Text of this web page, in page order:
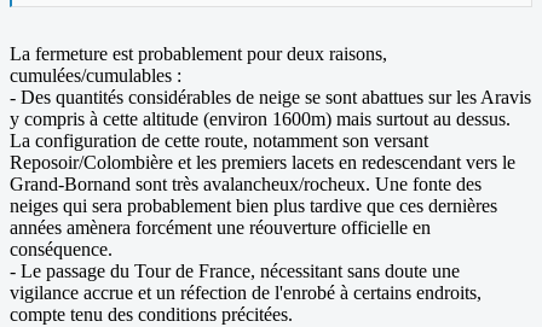
La fermeture est probablement pour deux raisons,
cumulées/cumulables :
- Des quantités considérables de neige se sont abattues sur les Aravis
y compris à cette altitude (environ 1600m) mais surtout au dessus.
La configuration de cette route, notamment son versant
Reposoir/Colombière et les premiers lacets en redescendant vers le
Grand-Bornand sont très avalancheux/rocheux. Une fonte des
neiges qui sera probablement bien plus tardive que ces dernières
années amènera forcément une réouverture officielle en
conséquence.
- Le passage du Tour de France, nécessitant sans doute une
vigilance accrue et un réfection de l'enrobé à certains endroits,
compte tenu des conditions précitées.